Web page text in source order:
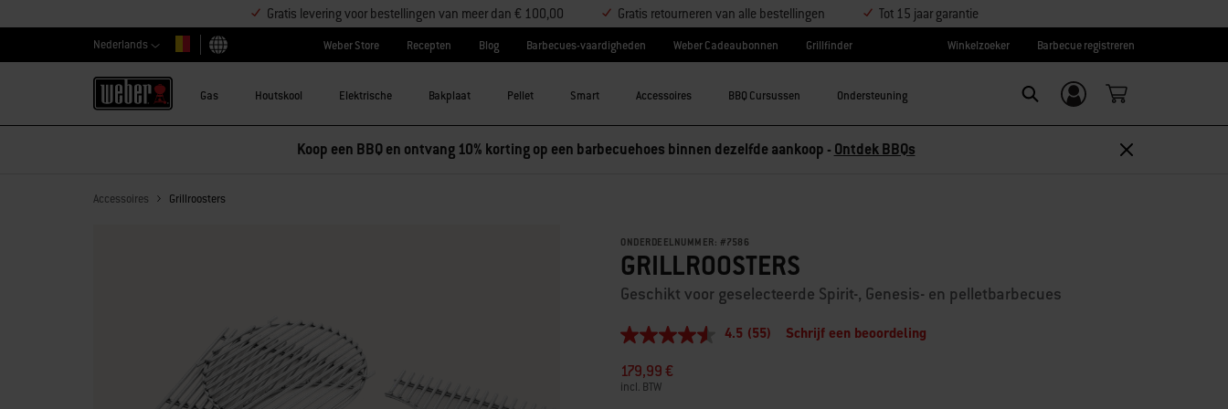
Gratis levering voor bestellingen van meer dan € 100,00 Gratis retourneren van alle bestellingen Tot 15 jaar garantie
Nederlands
Kies land
Weber Store Recepten Blog Barbecues-vaardigheden Weber Cadeaubonnen Grillfinder Winkelzoeker Barbecue registreren
Gas Houtskool Elektrische Bakplaat Pellet Smart Accessoires BBQ Cursussen Ondersteuning
Inloggen/
aanmelden
Ontdek accessoires
Accessoires Grillroosters
ONDERDEELNUMMER: #7586
GRILLROOSTERS
Geschikt voor geselecteerde Spirit-, Genesis- en pelletbarbecues
4.5
5
sterren,
4.5 (55) Schrijf een beoordeling
179,99 €
incl. BTW